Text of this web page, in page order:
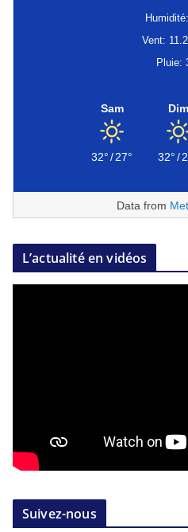
Vent:
Pluie:
Sam
32°/27°
Dim
32°/
Data from
L’actualité en vidéos
Suivez-nous